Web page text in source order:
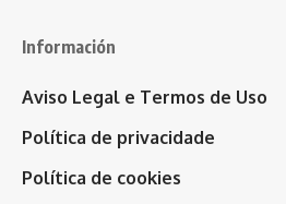
Información
Aviso Legal e Termos de Uso
Política de privacidade
Política de cookies